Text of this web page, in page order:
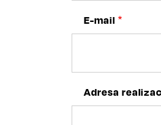
E-mail
Adresa